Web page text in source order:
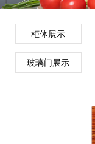
柜体展示
玻璃门展示